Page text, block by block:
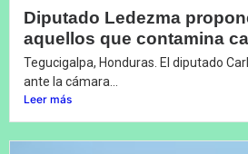
Diputado Ledezma
aquellos que contamina
Tegucigalpa, Honduras. El diputado
ante la cámara...
Leer más